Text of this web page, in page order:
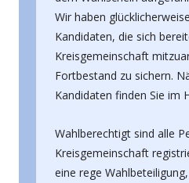
Wir haben
Kandidaten, die sich
Kreisgemeinschaft
Fortbestand zu sichern.
Kandidaten finden Sie im
Wahlberechtigt sind alle
Kreisgemeinschaft
eine rege